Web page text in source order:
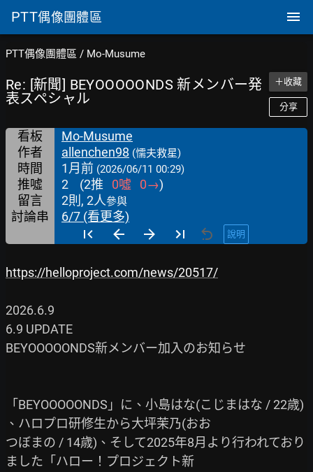
PTT偶像團體區
PTT偶像團體區 / Mo-Musume
Re: [新聞] BEYOOOOONDS 新メンバー発
表スペシャル
＋收藏
分享
看板
Mo-Musume
作者
allenchen98 (懦夫救星)
時間 1月前 (2026/06/11 00:29)
推噓 2 (2推 0噓 0→)
留言
2則, 2人參與
討論串 6/7 (看更多)
說明
https://helloproject.com/news/20517/
2026.6.9
6.9 UPDATE
BEYOOOOONDS新メンバー加入のお知らせ
「BEYOOOOONDS」に、小島はな(こじまはな / 22歳)
、ハロプロ研修生から大坪茉乃(おお
つぼまの / 14歳)、そして2025年8月より行われており
ました「ハロー！プロジェクト新